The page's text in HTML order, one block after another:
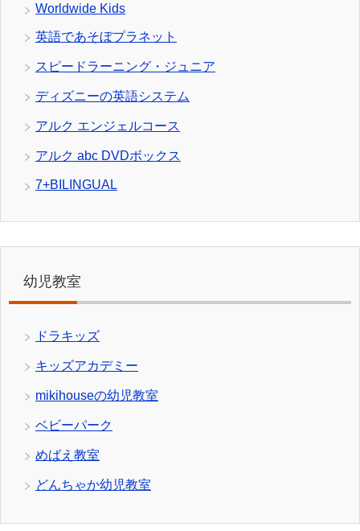
Worldwide Kids
英語であそぼプラネット
スピードラーニング・ジュニア
ディズニーの英語システム
アルク エンジェルコース
アルク abc DVDボックス
7+BILINGUAL
幼児教室
ドラキッズ
キッズアカデミー
mikihouseの幼児教室
ベビーパーク
めばえ教室
どんちゃか幼児教室